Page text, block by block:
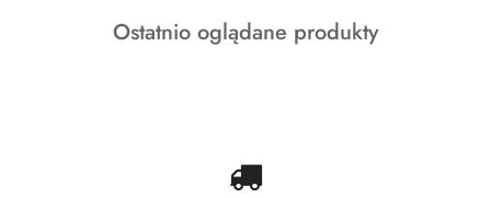
statusie:
Produkty
Ostatnio oglądane produkty